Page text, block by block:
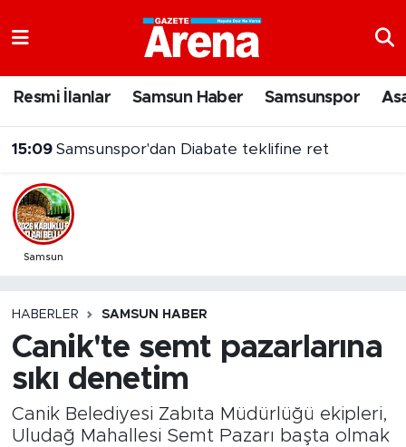
Resmi İlanlar Samsun Haber Samsunspor
15:09 Samsunspor'dan Diabate teklifine ret
Samsun
HABERLER SAMSUN HABER
Canik'te semt pazarlarına
sıkı denetim
Canik Belediyesi Zabıta Müdürlüğü ekipleri,
Uludağ Mahallesi Semt Pazarı başta olmak
Samsun Namaz Vakitleri
Trafik Durumu
Süper Lig Puan Durumu ve Fikstür
Son Dakika Haberleri
Haber Arşivi